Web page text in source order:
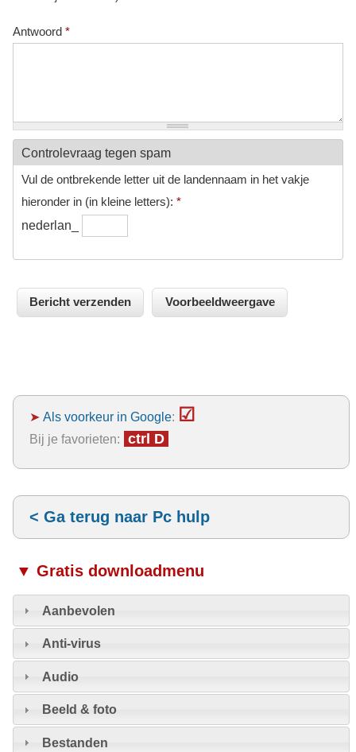
Antwoord *
Controlevraag tegen spam
Vul de ontbrekende letter uit de landennaam in het vakje
hieronder in (in kleine letters): *
nederlan_
➤ Als voorkeur in Google: ☑
Bij je favorieten: ctrl D
< Ga terug naar Pc hulp
▼ Gratis downloadmenu
Aanbevolen
Anti-virus
Audio
Beeld & foto
Bestanden